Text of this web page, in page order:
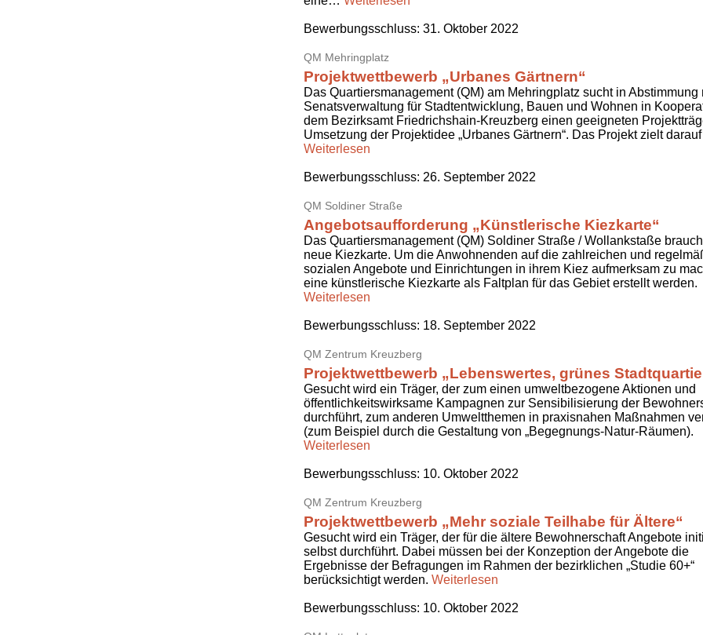
Bewerbungsschluss: 31. Oktober 2022
QM Mehringplatz
Projektwettbewerb „Urbanes Gärtnern“
Das Quartiersmanagement (QM) am Mehringplatz sucht in Abstimmung
Senatsverwaltung für Stadtentwicklung, Bauen und Wohnen in
dem Bezirksamt Friedrichshain-Kreuzberg einen geeigneten
Umsetzung der Projektidee „Urbanes Gärtnern“. Das Projekt zielt
Weiterlesen
Bewerbungsschluss: 26. September 2022
QM Soldiner Straße
Angebotsaufforderung „Künstlerische Kiezkarte“
Das Quartiersmanagement (QM) Soldiner Straße / Wollankstaße
neue Kiezkarte. Um die Anwohnenden auf die zahlreichen und
sozialen Angebote und Einrichtungen in ihrem Kiez aufmerksam zu
eine künstlerische Kiezkarte als Faltplan für das Gebiet erstellt werden.
Weiterlesen
Bewerbungsschluss: 18. September 2022
QM Zentrum Kreuzberg
Projektwettbewerb „Lebenswertes, grünes
Gesucht wird ein Träger, der zum einen umweltbezogene Aktionen und
öffentlichkeitswirksame Kampagnen zur Sensibilisierung der
durchführt, zum anderen Umweltthemen in praxisnahen Maßnahmen
(zum Beispiel durch die Gestaltung von „Begegnungs-Natur-Räumen).
Weiterlesen
Bewerbungsschluss: 10. Oktober 2022
QM Zentrum Kreuzberg
Projektwettbewerb „Mehr soziale Teilhabe für Ältere“
Gesucht wird ein Träger, der für die ältere Bewohnerschaft Angebote
selbst durchführt. Dabei müssen bei der Konzeption der Angebote die
Ergebnisse der Befragungen im Rahmen der bezirklichen „Studie 60+“
berücksichtigt werden. Weiterlesen
Bewerbungsschluss: 10. Oktober 2022